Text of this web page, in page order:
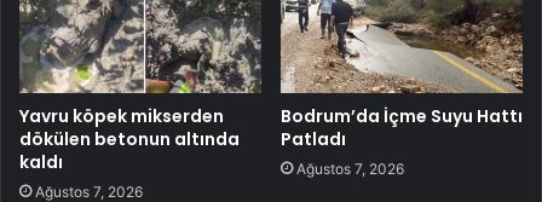
Yavru köpek mikserden
dökülen betonun altında
kaldı
Ağustos 7, 2026
Bodrum’da İçme Suyu Hattı
Patladı
Ağustos 7, 2026